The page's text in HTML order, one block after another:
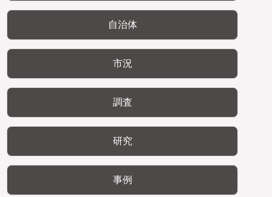
自治体
市況
調査
研究
事例